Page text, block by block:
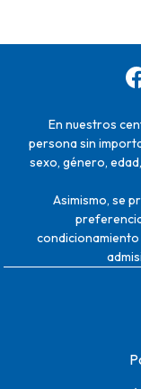
En nuestros
persona sin
sexo, género,
Asimismo, se